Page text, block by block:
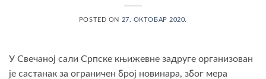
POSTED ON 27. ОКТОБАР 2020.
У Свечаној сали Српске књижевне задруге организован
је састанак за ограничен број новинара, због мера